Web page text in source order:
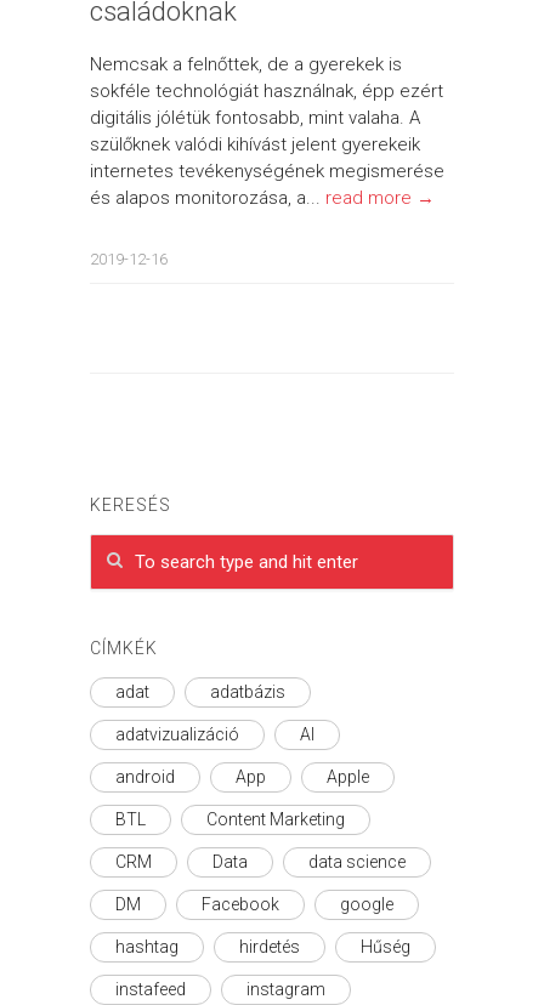
családoknak
Nemcsak a felnőttek, de a gyerekek is
sokféle technológiát használnak, épp ezért
digitális jólétük fontosabb, mint valaha. A
szülőknek valódi kihívást jelent gyerekeik
internetes tevékenységének megismerése
és alapos monitorozása, a... read more →
2019-12-16
KERESÉS
CÍMKÉK
adat adatbázis
adatvizualizáció AI
android App Apple
BTL Content Marketing
CRM Data data science
DM Facebook google
hashtag hirdetés Hűség
instafeed instagram